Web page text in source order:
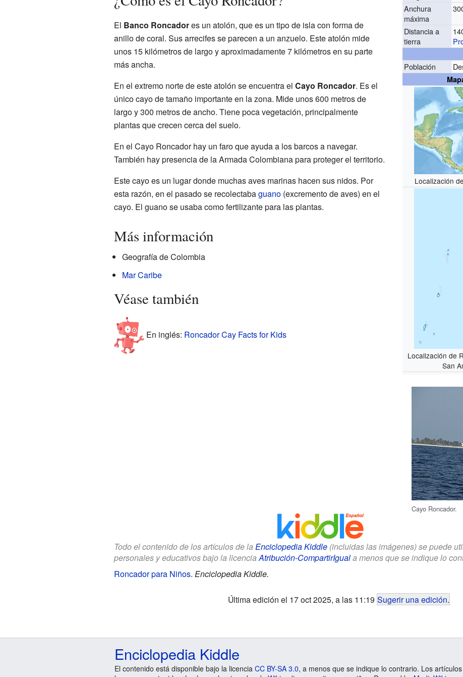
Anchura
máxima
Distancia a
tierra
Población
Localización
Localización de
San
Cayo Roncador.
El Banco Roncadores un atolón, que es un tipo de isla con forma de
anillo de coral. Sus arrecifes se parecen a un anzuelo. Este atolón mide
unos 15 kilómetros de largo y aproximadamente 7 kilómetros en su parte
más ancha.
En el extremo norte de este atolón se encuentra el Cayo Roncador. Es el
único cayo de tamaño importante en la zona. Mide unos 600 metros de
largo y 300 metros de ancho. Tiene poca vegetación, principalmente
plantas que crecen cerca del suelo.
En el Cayo Roncador hay un faro que ayuda a los barcos a navegar.
También hay presencia de la Armada Colombiana para proteger el territorio.
Este cayo es un lugar donde muchas aves marinas hacen sus nidos. Por
esta razón, en el pasado se recolectabaguano(excremento de aves) en el
cayo. El guano se usaba como fertilizante para las plantas.
Más información
Geografía de Colombia
Mar Caribe
Véase también
En inglés: Roncador Cay Facts for Kids
Todo el contenido de los artículos de la Enciclopedia Kiddle(incluidas las imágenes) se puede
personales y educativos bajo la licenciaAtribución-CompartirIguala menos que se indique lo
Roncador para Niños. Enciclopedia Kiddle.
Última edición el 17 oct 2025, a las 11:19 Sugerir una edición.
Enciclopedia Kiddle
El contenido está disponible bajo la licencia CC BY-SA 3.0, a menos que se indique lo contrario. Los